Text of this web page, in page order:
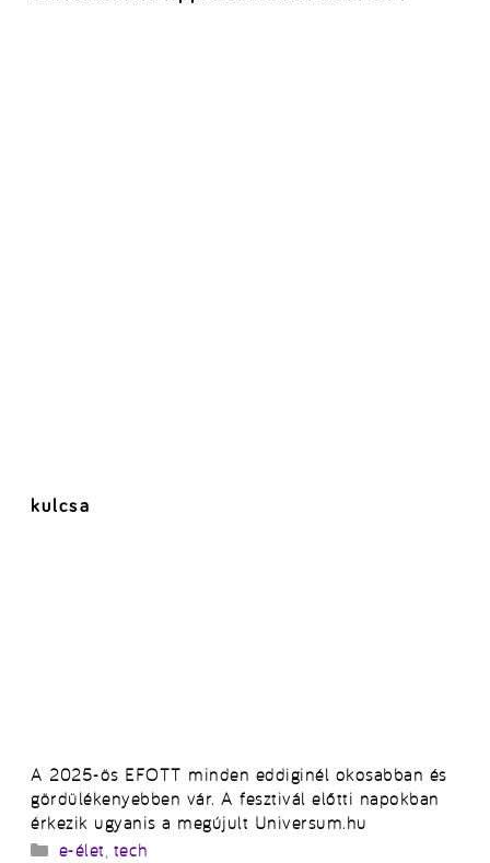
kulcsa
A 2025-ös EFOTT minden eddiginél okosabban és
gördülékenyebben vár. A fesztivál előtti napokban
érkezik ugyanis a megújult Universum.hu
Kategória
e-élet, tech